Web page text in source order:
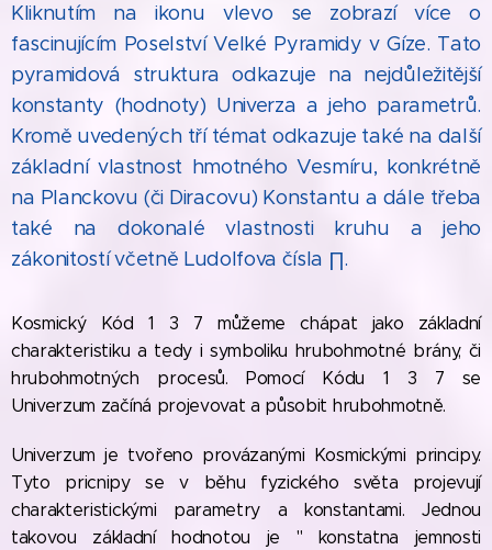
Kliknutím na ikonu vlevo se zobrazí více o
fascinujícím Poselství Velké Pyramidy v Gíze. Tato
pyramidová struktura odkazuje na nejdůležitější
konstanty (hodnoty) Univerza a jeho parametrů.
Kromě uvedených tří témat odkazuje také na další
základní vlastnost hmotného Vesmíru, konkrétně
na Planckovu (či Diracovu) Konstantu a dále třeba
také na dokonalé vlastnosti kruhu a jeho
zákonitostí včetně Ludolfova čísla ∏.
Kosmický Kód 1 3 7 můžeme chápat jako základní
charakteristiku a tedy i symboliku hrubohmotné brány, či
hrubohmotných procesů. Pomocí Kódu 1 3 7 se
Univerzum začíná projevovat a působit hrubohmotně.
Univerzum je tvořeno provázanými Kosmickými principy.
Tyto pricnipy se v běhu fyzického světa projevují
charakteristickými parametry a konstantami. Jednou
takovou základní hodnotou je " konstatna jemnosti